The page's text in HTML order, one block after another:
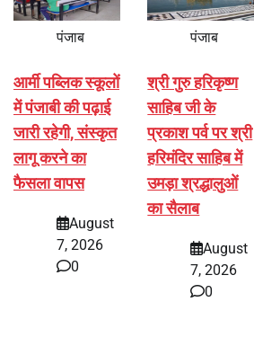
पंजाब
आर्मी पब्लिक स्कूलों
में पंजाबी की पढ़ाई
जारी रहेगी, संस्कृत
लागू करने का
फैसला वापस
August
7, 2026
0
पंजाब
श्री गुरु हरिकृष्ण
साहिब जी के
प्रकाश पर्व पर श्री
हरिमंदिर साहिब में
उमड़ा श्रद्धालुओं
का सैलाब
August
7, 2026
0